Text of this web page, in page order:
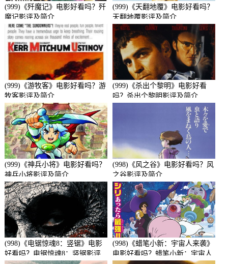
(999)《歼魔记》电影好看吗？歼
魔记影评及简介
(999)《天翻地覆》电影好看吗？
天翻地覆影评及简介
(999)《游牧客》电影好看吗？游
牧客影评及简介
(999)《杀出个黎明》电影好看
吗？杀出个黎明影评及简介
(999)《神兵小将》电影好看吗？
神兵小将影评及简介
(998)《风之谷》电影好看吗？风
之谷影评及简介
(998)《电锯惊魂8：竖锯》电影
好看吗？电锯惊魂8：竖锯影评
(998)《蜡笔小新：宇宙人来袭》
电影好看吗？蜡笔小新：宇宙人